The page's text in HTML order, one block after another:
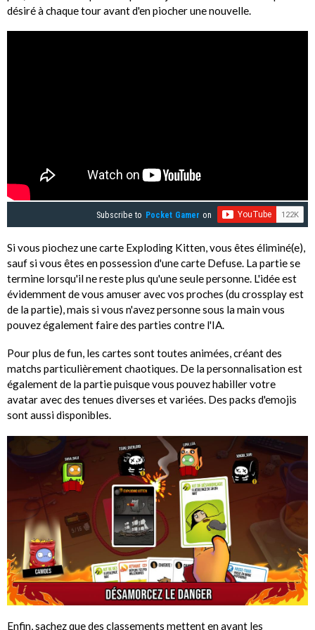
désiré à chaque tour avant d'en piocher une nouvelle.
Subscribe to Pocket Gamer on
Si vous piochez une carte Exploding Kitten, vous êtes éliminé(e),
sauf si vous êtes en possession d'une carte Defuse. La partie se
termine lorsqu'il ne reste plus qu'une seule personne. L'idée est
évidemment de vous amuser avec vos proches (du crossplay est
de la partie), mais si vous n'avez personne sous la main vous
pouvez également faire des parties contre l'IA.
Pour plus de fun, les cartes sont toutes animées, créant des
matchs particulièrement chaotiques. De la personnalisation est
également de la partie puisque vous pouvez habiller votre
avatar avec des tenues diverses et variées. Des packs d'emojis
sont aussi disponibles.
Enfin, sachez que des classements mettent en avant les